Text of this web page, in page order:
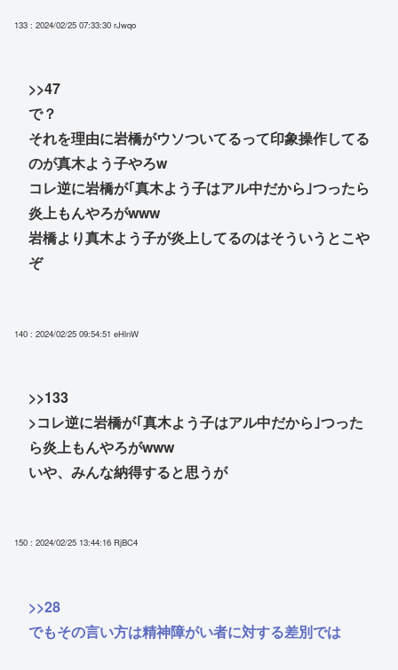
133 : 2024/02/25 07:33:30 rJwqo
>>47
で？
それを理由に岩橋がウソついてるって印象操作してる
のが真木よう子やろw
コレ逆に岩橋が｢真木よう子はアル中だから｣つったら
炎上もんやろがwww
岩橋より真木よう子が炎上してるのはそういうとこや
ぞ
140 : 2024/02/25 09:54:51 eHlnW
>>133
>コレ逆に岩橋が｢真木よう子はアル中だから｣つった
ら炎上もんやろがwww
いや、みんな納得すると思うが
150 : 2024/02/25 13:44:16 RjBC4
>>28
でもその言い方は精神障がい者に対する差別では